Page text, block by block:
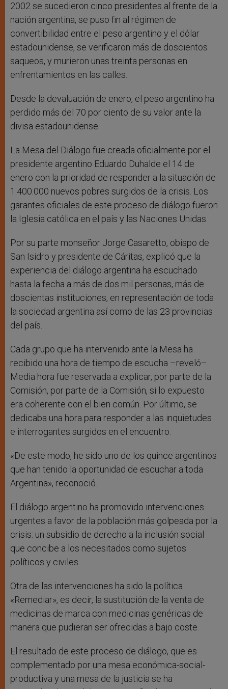
2002 se sucedieron cinco presidentes al frente de la
nación argentina, se puso fin al régimen de
convertibilidad entre el peso argentino y el dólar
estadounidense, se verificaron más de doscientos
saqueos, y murieron unas treinta personas en
enfrentamientos en las calles.
Desde la devaluación de enero, el peso argentino ha
perdido más del 70 por ciento de su valor ante la
divisa estadounidense.
La Mesa del Diálogo fue creada oficialmente por el
presidente argentino Eduardo Duhalde el 14 de
enero con la prioridad de responder a la situación de
1.400.000 nuevos pobres surgidos de la crisis. Los
garantes oficiales de este proceso de diálogo fueron
la Iglesia católica en el país y las Naciones Unidas.
Por su parte monseñor Jorge Casaretto, obispo de
San Isidro y presidente de Cáritas, explicó que la
experiencia del diálogo argentina ha escuchado
hasta la fecha a más de dos mil personas, más de
doscientas instituciones, en representación de toda
la sociedad argentina así como de las 23 provincias
del país.
Cada grupo que ha intervenido ante la Mesa ha
recibido una hora de tiempo de escucha –reveló–.
Media hora fue reservada a explicar, por parte de la
Comisión, por parte de la Comisión, si lo expuesto
era coherente con el bien común. Por último, se
dedicaba una hora para responder a las inquietudes
e interrogantes surgidos en el encuentro.
«De este modo, he sido uno de los quince argentinos
que han tenido la oportunidad de escuchar a toda
Argentina», reconoció.
El diálogo argentino ha promovido intervenciones
urgentes a favor de la población más golpeada por la
crisis: un subsidio de derecho a la inclusión social
que concibe a los necesitados como sujetos
políticos y civiles.
Otra de las intervenciones ha sido la política
«Remediar», es decir, la sustitución de la venta de
medicinas de marca con medicinas genéricas de
manera que pudieran ser ofrecidas a bajo coste.
El resultado de este proceso de diálogo, que es
complementado por una mesa económica-social-
productiva y una mesa de la justicia se ha